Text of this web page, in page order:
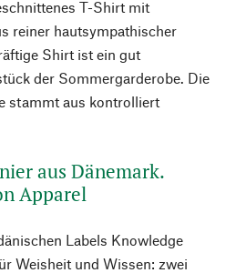
T-Shirt mit
reiner hautsympathischer
Shirt ist ein gut
der Sommergarderobe. Die
stammt aus kontrolliert
aus Dänemark.
Apparel
Labels Knowledge
Weisheit und Wissen: zwei